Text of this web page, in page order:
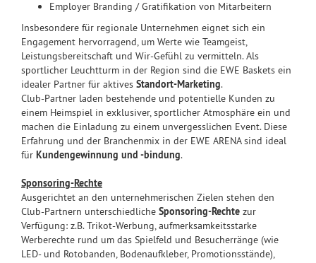
Employer Branding / Gratifikation von Mitarbeitern
Insbesondere für regionale Unternehmen eignet sich ein
Engagement hervorragend, um Werte wie Teamgeist,
Leistungsbereitschaft und Wir-Gefühl zu vermitteln. Als
sportlicher Leuchtturm in der Region sind die EWE Baskets ein
idealer Partner für aktives Standort-Marketing.
Club-Partner laden bestehende und potentielle Kunden zu
einem Heimspiel in exklusiver, sportlicher Atmosphäre ein und
machen die Einladung zu einem unvergesslichen Event. Diese
Erfahrung und der Branchenmix in der EWE ARENA sind ideal
für Kundengewinnung und -bindung.
Sponsoring-Rechte
Ausgerichtet an den unternehmerischen Zielen stehen den
Club-Partnern unterschiedliche Sponsoring-Rechte zur
Verfügung: z.B. Trikot-Werbung, aufmerksamkeitsstarke
Werberechte rund um das Spielfeld und Besucherränge (wie
LED- und Rotobanden, Bodenaufkleber, Promotionsstände),